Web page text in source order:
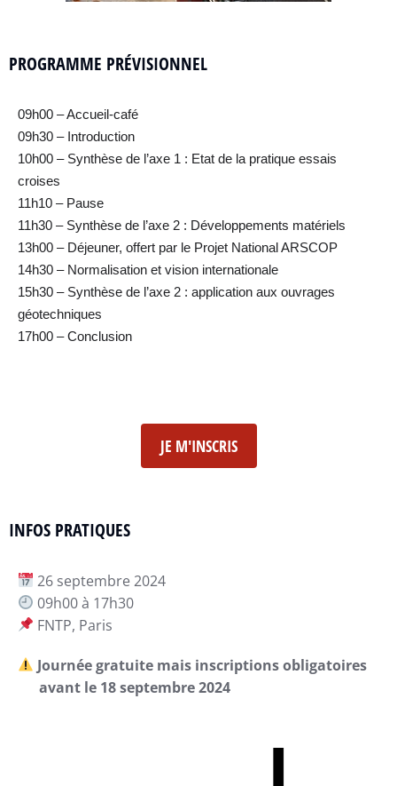
PROGRAMME PRÉVISIONNEL
09h00 – Accueil-café
09h30 – Introduction
10h00 – Synthèse de l’axe 1 : Etat de la pratique essais
croises
11h10 – Pause
11h30 – Synthèse de l’axe 2 : Développements matériels
13h00 – Déjeuner, offert par le Projet National ARSCOP
14h30 – Normalisation et vision internationale
15h30 – Synthèse de l’axe 2 : application aux ouvrages
géotechniques
17h00 – Conclusion
JE M'INSCRIS
INFOS PRATIQUES
26 septembre 2024
09h00 à 17h30
FNTP, Paris
Journée gratuite mais inscriptions obligatoires
avant le 18 septembre 2024